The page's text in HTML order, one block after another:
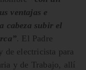
ventajas e
cabeza subir el
. El Padre
de electricista para
y de Trabajo, allí